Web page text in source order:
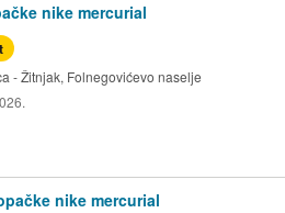
nike mercurial
- Žitnjak, Folnegovićevo naselje
nike mercurial